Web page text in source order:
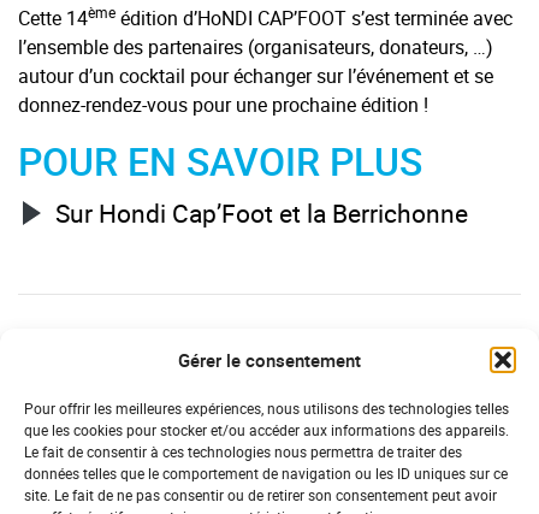
Gérer le consentement
Pour offrir les meilleures expériences, nous utilisons des technologies telles
que les cookies pour stocker et/ou accéder aux informations des appareils.
Le fait de consentir à ces technologies nous permettra de traiter des
données telles que le comportement de navigation ou les ID uniques sur ce
site. Le fait de ne pas consentir ou de retirer son consentement peut avoir
Cette 14ème édition d’HoNDI CAP’FOOT s’est terminée avec
l’ensemble des partenaires (organisateurs, donateurs, …)
autour d’un cocktail pour échanger sur l’événement et se
donnez-rendez-vous pour une prochaine édition !
POUR EN SAVOIR PLUS
Sur Hondi Cap’Foot et la Berrichonne
DERNIÈRES ACTUS
CENTRE